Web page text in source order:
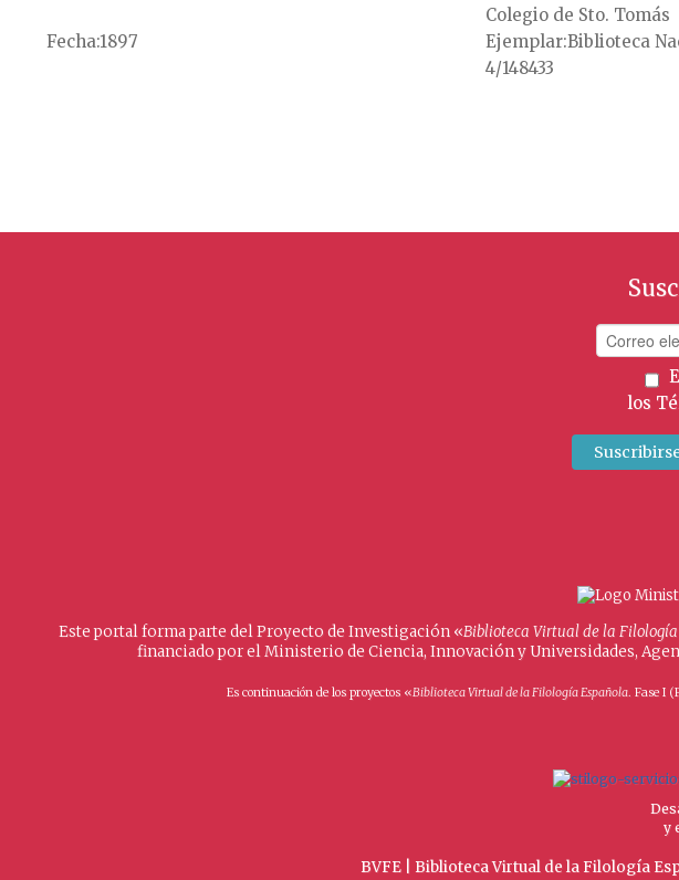
Colegio de Sto. Tomás
Fecha1897 Ejemplar Biblioteca
4/148433
los
Este portal forma parte del Proyecto de Investigación «Biblioteca Virtual de la Filología
financiado por el Ministerio de Ciencia, Innovación y Universidades,
Es continuación de los proyectos «Biblioteca Virtual de la Filología Española. Fase I
y
BVFE | Biblioteca Virtual de la Filología